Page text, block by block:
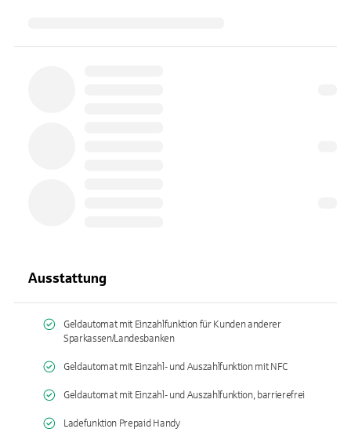
Ausstattung
Geldautomat mit Einzahlfunktion für Kunden anderer
Sparkassen/Landesbanken
Geldautomat mit Einzahl- und Auszahlfunktion mit NFC
Geldautomat mit Einzahl- und Auszahlfunktion, barrierefrei
Ladefunktion Prepaid Handy